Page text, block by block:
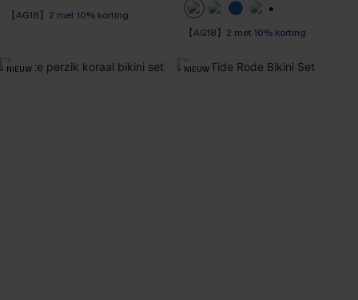
【AG18】2 met 10% korting
【AG18】2 met 10% korting
NIEUW NIEUW